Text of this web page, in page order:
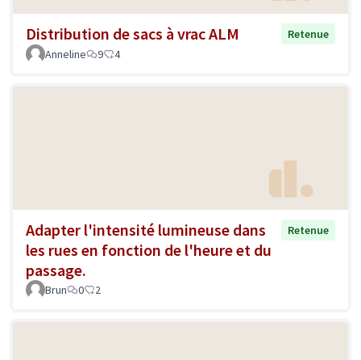
Distribution de sacs à vrac ALM
Retenue
Anneline
9 4
Adapter l'intensité lumineuse dans
les rues en fonction de l'heure et du
passage.
Retenue
Brun 0 2